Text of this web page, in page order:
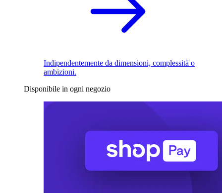
Indipendentemente da dimensioni, complessità o
ambizioni.
Disponibile in ogni negozio